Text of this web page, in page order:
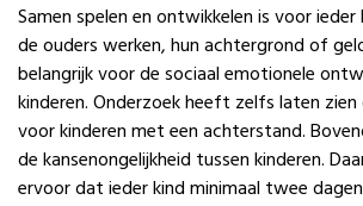
Samen spelen en ontwikkelen is voor
de ouders werken, hun achtergrond of
belangrijk voor de sociaal emotionele
kinderen. Onderzoek heeft zelfs laten
voor kinderen met een achterstand.
de kansenongelijkheid tussen kinderen.
ervoor dat ieder kind minimaal twee